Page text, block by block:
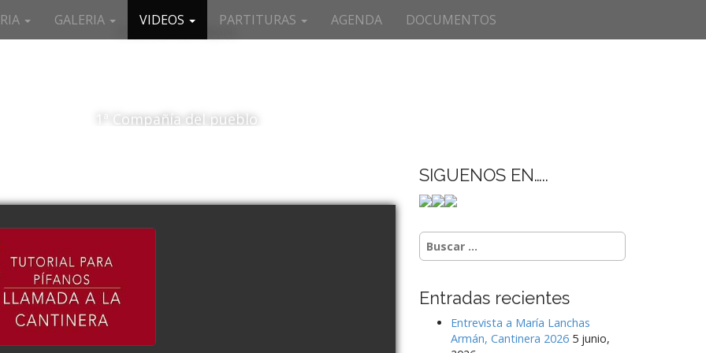
GALERIA VIDEOS PARTITURAS AGENDA DOCUMENTOS
1ª Compañía del pueblo
a la Cantinera
watch video
SIGUENOS EN…..
Buscar:
Entradas recientes
Entrevista a María Lanchas
Armán, Cantinera 2026 5 junio,